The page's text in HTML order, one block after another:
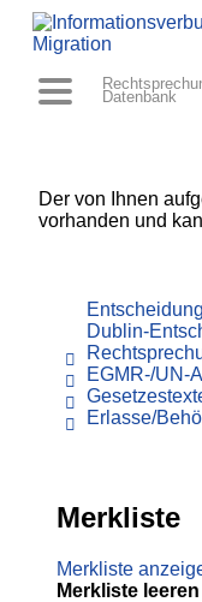
Datenbank
Der von Ihnen
vorhanden und
Dublin-
EGMR-/UN-
Erlasse/
Merkliste
Merkliste
Merkliste leeren